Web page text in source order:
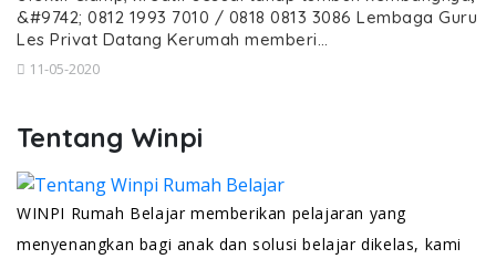
&#9742; 0812 1993 7010 / 0818 0813 3086 Lembaga Guru
Les Privat Datang Kerumah memberi…
11-05-2020
Tentang Winpi
WINPI Rumah Belajar memberikan pelajaran yang
menyenangkan bagi anak dan solusi belajar dikelas, kami